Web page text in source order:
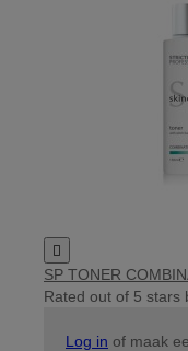

SP TONER
Rated out of 5 stars
Log in of maak